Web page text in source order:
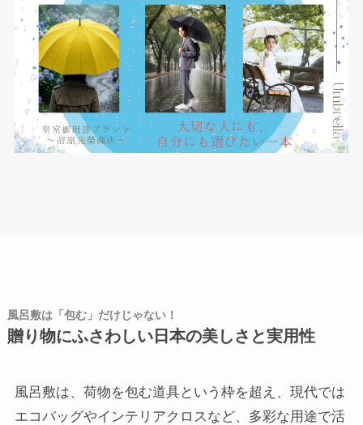
風呂敷は「包む」だけじゃない！
贈り物にふさわしい日本の美しさと実用性
風呂敷は、荷物を包む道具という枠を超え、現代では
エコバッグやインテリアクロスなど、多彩な用途で活